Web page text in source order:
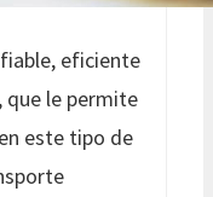
eficiente
que le permite
este tipo de